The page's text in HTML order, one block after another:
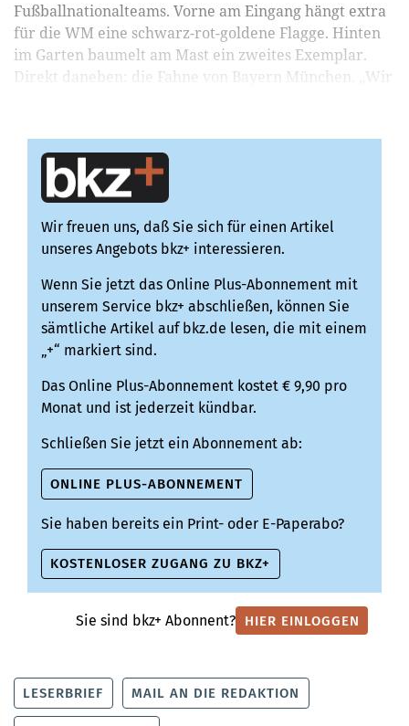
Fußballnationalteams. Vorne am Eingang hängt extra
für die WM eine schwarz-rot-goldene Flagge. Hinten
im Garten baumelt am Mast ein zweites Exemplar.
Direkt daneben: die Fahne von Bayern München. „Wir
Wir freuen uns, daß Sie sich für einen Artikel
unseres Angebots bkz+ interessieren.
Wenn Sie jetzt das Online Plus-Abonnement mit
unserem Service bkz+ abschließen, können Sie
sämtliche Artikel auf bkz.de lesen, die mit einem
„+“ markiert sind.
Das Online Plus-Abonnement kostet € 9,90 pro
Monat und ist jederzeit kündbar.
Schließen Sie jetzt ein Abonnement ab:
ONLINE PLUS-ABONNEMENT
Sie haben bereits ein Print- oder E-Paperabo?
KOSTENLOSER ZUGANG ZU BKZ+
Sie sind bkz+ Abonnent? HIER EINLOGGEN
LESERBRIEF MAIL AN DIE REDAKTION